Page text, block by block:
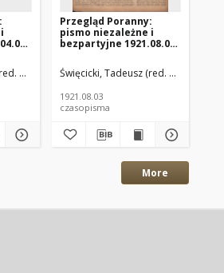
nacz.)
Paluch, Stefan (red. odp.)
Przegląd Poranny:
pismo niezależne i
bezpartyjne 1921.08.03
Święcicki, Tadeusz (red. nacz.)
1921.08.03
czasopisma
More